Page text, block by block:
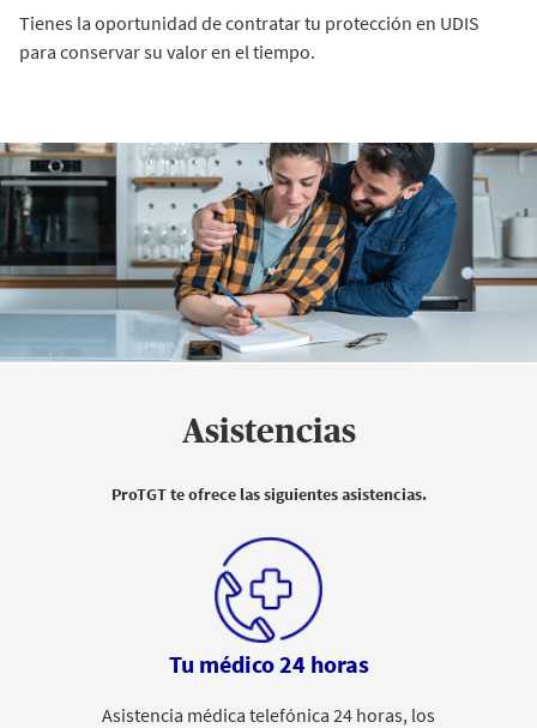
Tienes la oportunidad de contratar tu protección en UDIS
para conservar su valor en el tiempo.
Asistencias
ProTGT te ofrece las siguientes asistencias.
Tu médico 24 horas
Asistencia médica telefónica 24 horas, los